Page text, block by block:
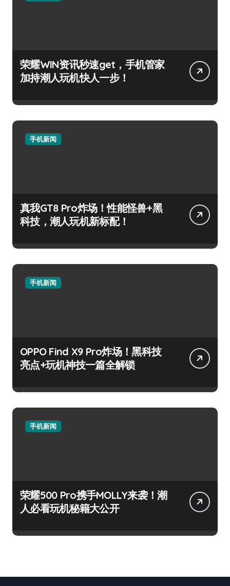
荣耀WIN资讯秒速get，手机管家
加持潮人玩机快人一步！
手机新闻
真我GT8 Pro炸场！性能怪兽+黑
科技，潮人玩机新标配！
手机新闻
OPPO Find X9 Pro炸场！黑科技
亮点+玩机神技一篇全解锁
手机新闻
荣耀500 Pro携手MOLLY来袭！潮
人必看玩机秘籍大公开